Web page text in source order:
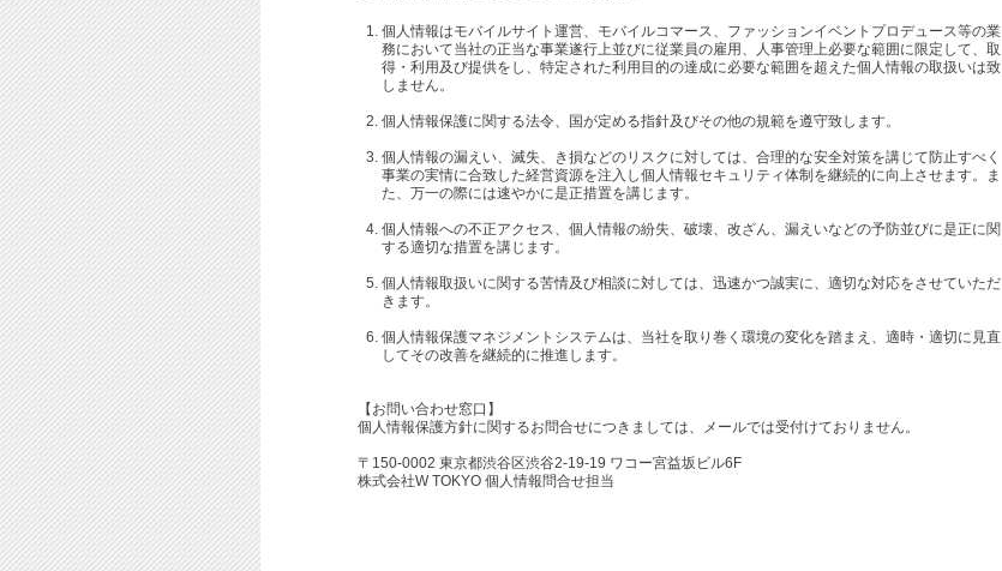
個人情報はモバイルサイト運営、モバイルコマース、ファッションイベントプロデュース等の業
務において当社の正当な事業遂行上並びに従業員の雇用、人事管理上必要な範囲に限定して、取
得・利用及び提供をし、特定された利用目的の達成に必要な範囲を超えた個人情報の取扱いは致
しません。
個人情報保護に関する法令、国が定める指針及びその他の規範を遵守致します。
個人情報の漏えい、滅失、き損などのリスクに対しては、合理的な安全対策を講じて防止すべく
事業の実情に合致した経営資源を注入し個人情報セキュリティ体制を継続的に向上させます。ま
た、万一の際には速やかに是正措置を講じます。
個人情報への不正アクセス、個人情報の紛失、破壊、改ざん、漏えいなどの予防並びに是正に関
する適切な措置を講じます。
個人情報取扱いに関する苦情及び相談に対しては、迅速かつ誠実に、適切な対応をさせていただ
きます。
個人情報保護マネジメントシステムは、当社を取り巻く環境の変化を踏まえ、適時・適切に見直
してその改善を継続的に推進します。
【お問い合わせ窓口】
個人情報保護方針に関するお問合せにつきましては、メールでは受付けておりません。
〒150-0002 東京都渋谷区渋谷2-19-19 ワコー宮益坂ビル6F
株式会社W TOKYO 個人情報問合せ担当